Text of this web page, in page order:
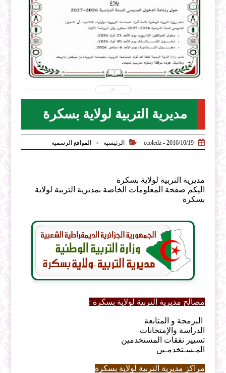
2026-07-31
ecoledz.net
مديرية التربية لولاية بسكرة

2016/10/19 - ecoledz
 الرئيسية > المواقع الرسمية
مديرية التربية لولاية بسكرة
اليكم صفحة المعلومات الخاصة بمديرية التربية لولاية
بسكرة
مصالح مديرية التربية لولاية بسكرة :
البرمجة و المتابعة
الدراسة والإمتحانات
تسيير نفقات المستخدمين
المـسـتخدمـين
مراكز مديرية التربية لولاية بسكرة